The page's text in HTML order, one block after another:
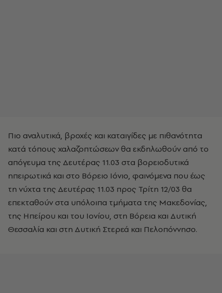
Πιο αναλυτικά, βροχές και καταιγίδες με πιθανότητα
κατά τόπους χαλαζοπτώσεων θα εκδηλωθούν από το
απόγευμα της Δευτέρας 11.03 στα βορειοδυτικά
ηπειρωτικά και στο Βόρειο Ιόνιο, φαινόμενα που έως
τη νύχτα της Δευτέρας 11.03 προς Τρίτη 12/03 θα
επεκταθούν στα υπόλοιπα τμήματα της Μακεδονίας,
της Ηπείρου και του Ιονίου, στη Βόρεια και Δυτική
Θεσσαλία και στη Δυτική Στερεά και Πελοπόννησο.